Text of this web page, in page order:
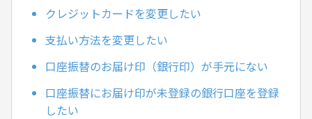
クレジットカードを変更したい
支払い方法を変更したい
口座振替のお届け印（銀行印）が手元にない
口座振替にお届け印が未登録の銀行口座を登録
したい